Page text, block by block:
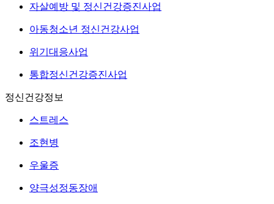
자살예방 및 정신건강증진사업
아동청소년 정신건강사업
위기대응사업
통합정신건강증진사업
정신건강정보
스트레스
조현병
우울증
양극성정동장애